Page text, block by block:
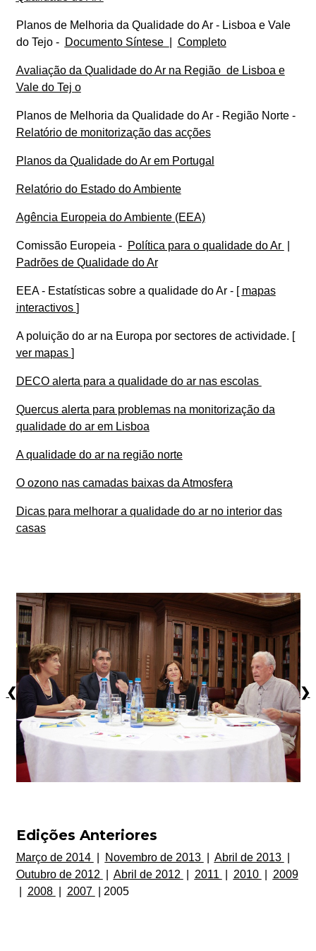
Planos de Melhoria da Qualidade do Ar - Lisboa e Vale
do Tejo - Documento Síntese Completo
Avaliação da Qualidade do Ar na Região de Lisboa e
Vale do Tej o
Planos de Melhoria da Qualidade do Ar - Região Norte -
Relatório de monitorização das acções
Planos da Qualidade do Ar em Portugal
Relatório do Estado do Ambiente
Agência Europeia do Ambiente (EEA)
Comissão Europeia - Política para o qualidade do Ar
Padrões de Qualidade do Ar
EEA - Estatísticas sobre a qualidade do Ar - [ mapas
interactivos ]
A poluição do ar na Europa por sectores de actividade. [
ver mapas ]
DECO alerta para a qualidade do ar nas escolas
Quercus alerta para problemas na monitorização da
qualidade do ar em Lisboa
A qualidade do ar na região norte
O ozono nas camadas baixas da Atmosfera
Dicas para melhorar a qualidade do ar no interior das
casas
❮ ❯
Edições Anteriores
Março de 2014 Novembro de 2013 Abril de 2013
Outubro de 2012
Abril de 2012 2011 2010
2009
2008 2007 | 2005